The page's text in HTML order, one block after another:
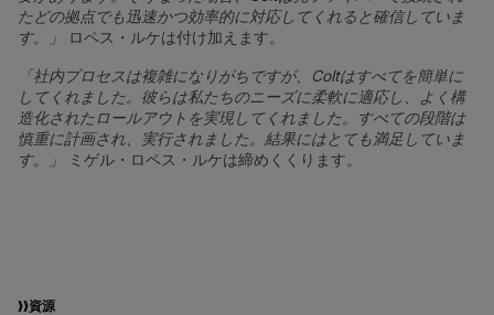
たどの拠点でも迅速かつ効率的に対応してくれると確信していま
す。」
ロペス・ルケは付け加えます。
「社内プロセスは複雑になりがちですが、Coltはすべてを簡単に
してくれました。彼らは私たちのニーズに柔軟に適応し、よく構
造化されたロールアウトを実現してくれました。すべての段階は
慎重に計画され、実行されました。結果にはとても満足していま
す。」
ミゲル・ロペス・ルケは締めくくります。
資源